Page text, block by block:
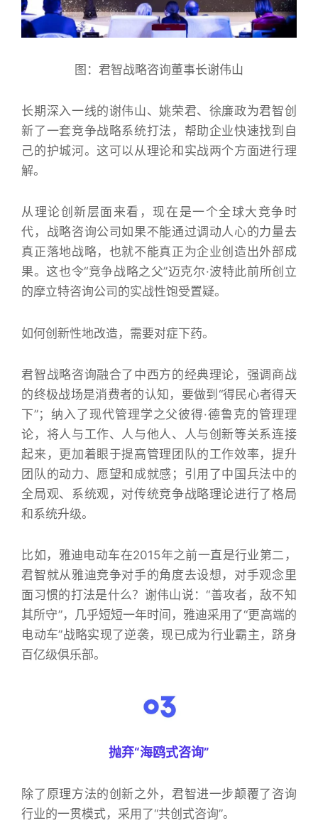
图：君智战略咨询董事长谢伟山
长期深入一线的谢伟山、姚荣君、徐廉政为君智创
新了一套竞争战略系统打法，帮助企业快速找到自
己的护城河。这可以从理论和实战两个方面进行理
解。
从理论创新层面来看，现在是一个全球大竞争时
代，战略咨询公司如果不能通过调动人心的力量去
真正落地战略，也就不能真正为企业创造出外部成
果。这也令“竞争战略之父”迈克尔·波特此前所创立
的摩立特咨询公司的实战性饱受置疑。
如何创新性地改造，需要对症下药。
君智战略咨询融合了中西方的经典理论，强调商战
的终极战场是消费者的认知，要做到“得民心者得天
下”；纳入了现代管理学之父彼得·德鲁克的管理理
论，将人与工作、人与他人、人与创新等关系连接
起来，更加着眼于提高管理团队的工作效率，提升
团队的动力、愿望和成就感；引用了中国兵法中的
全局观、系统观，对传统竞争战略理论进行了格局
和系统升级。
比如，雅迪电动车在2015年之前一直是行业第二，
君智就从雅迪竞争对手的角度去设想，对手观念里
面习惯的打法是什么？谢伟山说：“善攻者，敌不知
其所守”，几乎短短一年时间，雅迪采用了“更高端的
电动车”战略实现了逆袭，现已成为行业霸主，跻身
百亿级俱乐部。
抛弃“海鸥式咨询”
除了原理方法的创新之外，君智进一步颠覆了咨询
行业的一贯模式，采用了“共创式咨询”。